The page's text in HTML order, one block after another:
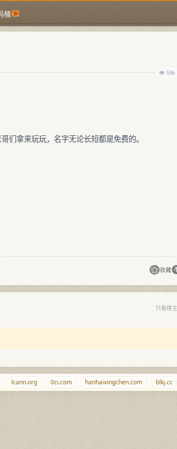
桶
596
们拿来玩玩，名字无论长短都是免费的。
收藏
只看楼主
lcann.org 0ci.com hanhaixingchen.com blkj.cc